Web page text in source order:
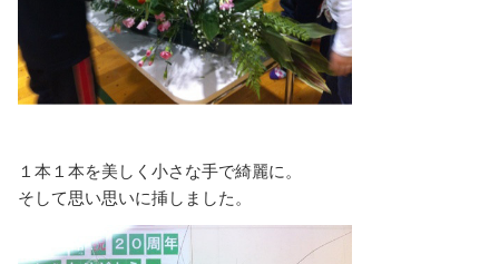
１本１本を美しく小さな手で綺麗に。
そして思い思いに挿しました。